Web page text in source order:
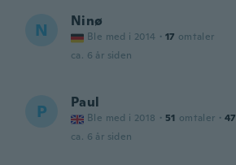
N Ninø
Ble med i 2014 · 17 omtaler
ca. 6 år siden
P Paul
Ble med i 2018 · 51 omtaler · 47
ca. 6 år siden